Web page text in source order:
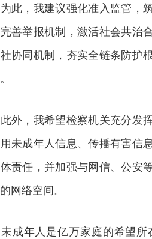
，我建议强化准入监管，筑
善举报机制，激活社会共治
协同机制，夯实全链条防护
，我希望检察机关充分发挥
未成年人信息、传播有害信
责任，并加强与网信、公安
网络空间。
年人是亿万家庭的希望所